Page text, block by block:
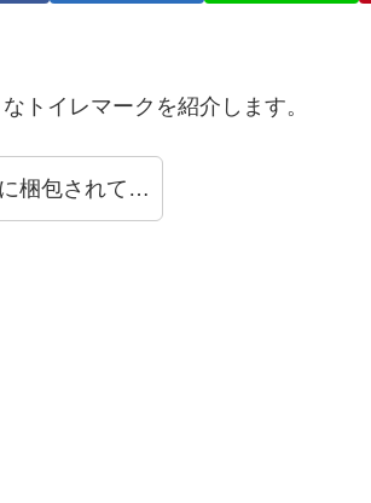
トイレマークを紹介します。
梱包されて…